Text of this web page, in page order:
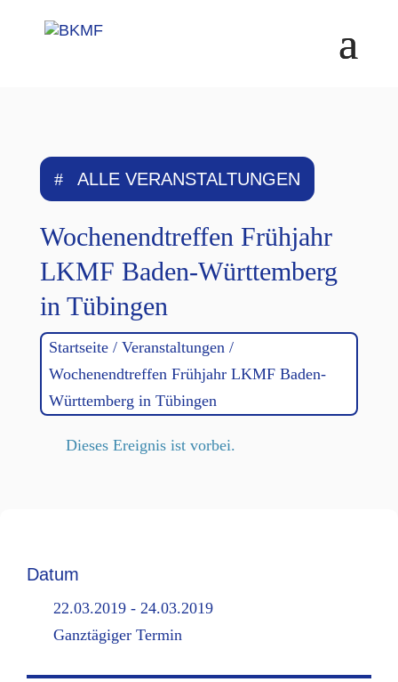
ALLE VERANSTALTUNGEN
Wochenendtreffen Frühjahr
LKMF Baden-Württemberg
in Tübingen
Startseite/ Veranstaltungen/
Wochenendtreffen Frühjahr LKMF Baden-
Württemberg in Tübingen
Dieses Ereignis ist vorbei.
Datum
22.03.2019 - 24.03.2019
Ganztägiger Termin